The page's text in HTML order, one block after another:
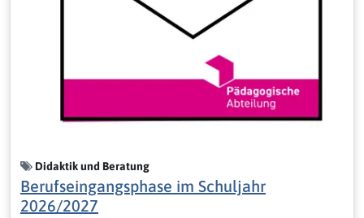
Didaktik und Beratung
Berufseingangsphase im Schuljahr
2026/2027